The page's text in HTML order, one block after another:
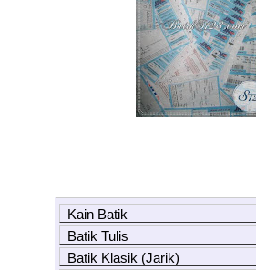
Kain Batik
Batik Tulis
Batik Klasik (Jarik)